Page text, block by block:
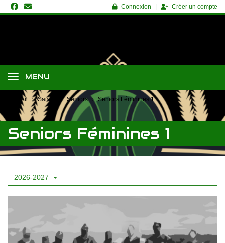
Connexion Créer un compte
MENU
Accueil Saison Seniors Seniors Féminines 1
Seniors Féminines 1
2026-2027
Panneau de gestion des cookies